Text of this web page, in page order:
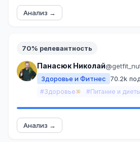
Анализ →
70% релевантность
Панасюк Николай
Здоровье и Фитнес
70.2k
#Здоровье 30 #Питание и диеты
Анализ →